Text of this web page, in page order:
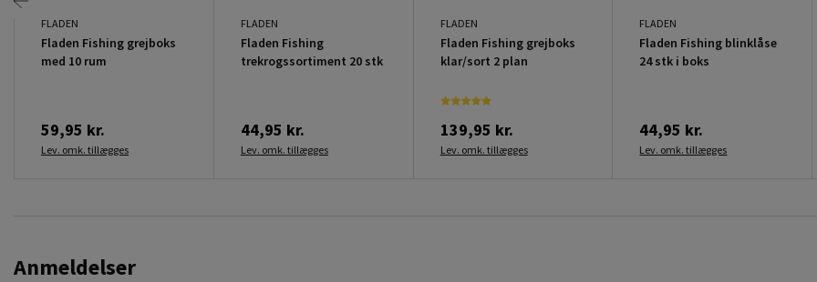
FLADEN
Fladen Fishing grejboks
med 10 rum
59,95 kr.
Lev. omk. tillægges
FLADEN
Fladen Fishing
trekrogssortiment 20 stk
44,95 kr.
Lev. omk. tillægges
FLADEN
Fladen Fishing grejboks
klar/sort 2 plan
139,95 kr.
Lev. omk. tillægges
FLADEN
Fladen Fishing blinklåse
24 stk i boks
44,95 kr.
Lev. omk. tillægges
Anmeldelser